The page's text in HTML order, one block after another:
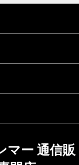
マー 通信販